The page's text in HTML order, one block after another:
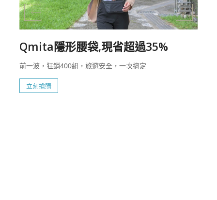
Qmita隱形腰袋,現省超過35%
前一波，狂銷400組，旅遊安全，一次搞定
立刻搶購